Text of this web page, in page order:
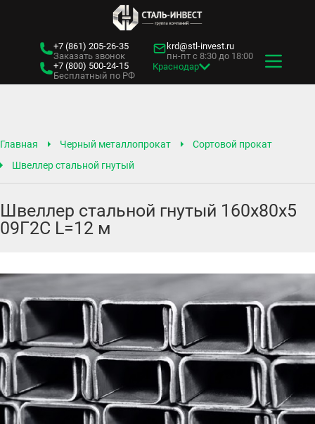
+7 (861) 205-26-35
Заказать звонок
+7 (800) 500-24-15
Бесплатный по РФ
krd@stl-invest.ru
пн-пт с 8:30 до 18:00
Краснодар
Главная Черный металлопрокат
Сортовой прокат
Швеллер стальной гнутый
Швеллер стальной гнутый 160х80х5
09Г2С L=12 м